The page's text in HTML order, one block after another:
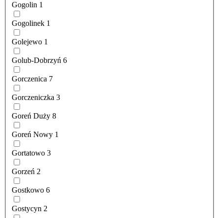
Gogolin 1
Gogolinek 1
Golejewo 1
Golub-Dobrzyń 6
Gorczenica 7
Gorczeniczka 3
Goreń Duży 8
Goreń Nowy 1
Gortatowo 3
Gorzeń 2
Gostkowo 6
Gostycyn 2